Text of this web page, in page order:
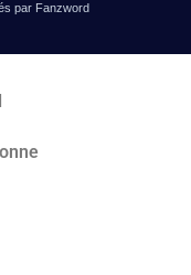
par Fanzword